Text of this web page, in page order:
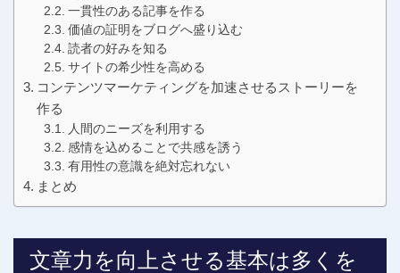
一貫性のある記事を作る
価値の証明をブログへ盛り込む
読者の好みを知る
サイトの希少性を高める
コンテンツマーケティングを加速させるストーリーを
作る
人間のニーズを利用する
感情を込めることで共感を誘う
有用性の意識を絶対忘れない
まとめ
文章力を向上させる基本は多くを